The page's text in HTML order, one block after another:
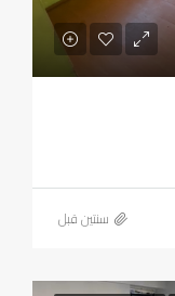
‏سنتين قبل